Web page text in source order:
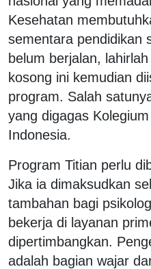
Kesehatan
sementara pendidikan
belum berjalan,
kosong ini kemudian
program. Salah
yang digagas
Indonesia.
Program Titian perlu
Jika ia dimaksudkan
tambahan bagi
bekerja di layanan
dipertimbangkan.
adalah bagian wajar